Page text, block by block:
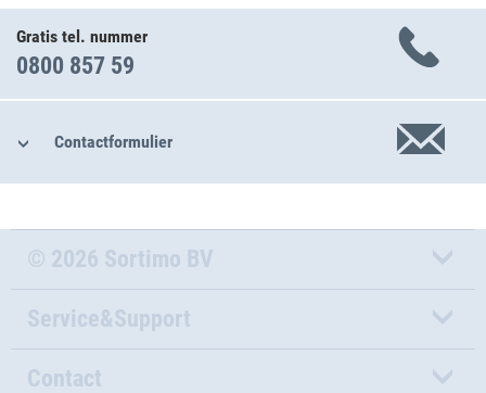
Gratis tel. nummer
0800 857 59
Contactformulier
© 2026 Sortimo BV
Service&Support
Contact